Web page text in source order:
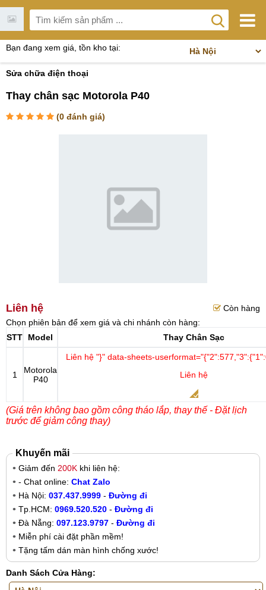
Bạn đang xem giá, tồn kho tại:
Sửa chữa điện thoại
Thay chân sạc Motorola P40
(0 đánh giá)
Liên hệ
Còn hàng
Chọn phiên bản để xem giá và chi nhánh còn hàng:
STT
Model Thay Chân Sạc
1
Motorola
P40
Liên hệ "}" data-sheets-
Liên hệ
(Giá trên không bao gồm công tháo lắp, thay thế - Đặt lịch
trước để giảm công thay)
Khuyến mãi
Giảm đến 200K khi liên hệ:
- Chat online: Chat Zalo
Hà Nội: 037.437.9999 - Đường đi
Tp.HCM: 0969.520.520 - Đường đi
Đà Nẵng: 097.123.9797 - Đường đi
Miễn phí cài đặt phần mềm!
Tặng tấm dán màn hình chống xước!
Danh Sách Cửa Hàng: